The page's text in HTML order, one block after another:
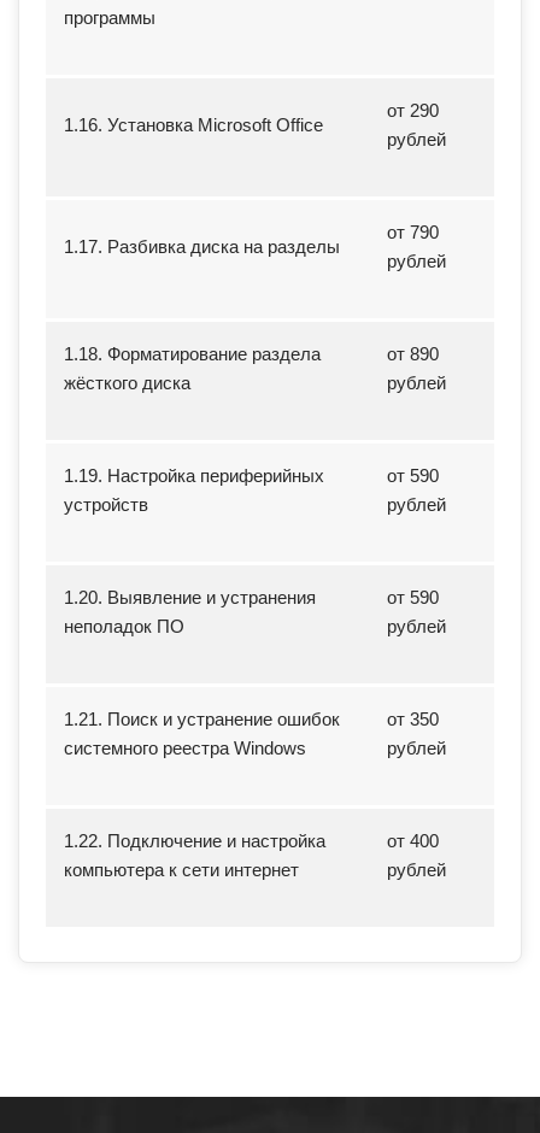
программы
1.16. Установка Microsoft Office
от 290
рублей
1.17. Разбивка диска на разделы
от 790
рублей
1.18. Форматирование раздела
жёсткого диска
от 890
рублей
1.19. Настройка периферийных
устройств
от 590
рублей
1.20. Выявление и устранения
неполадок ПО
от 590
рублей
1.21. Поиск и устранение ошибок
системного реестра Windows
от 350
рублей
1.22. Подключение и настройка
компьютера к сети интернет
от 400
рублей